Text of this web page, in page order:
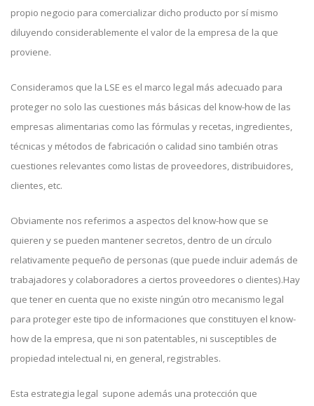
propio negocio para comercializar dicho producto por sí mismo
diluyendo considerablemente el valor de la empresa de la que
proviene.
Consideramos que la LSE es el marco legal más adecuado para
proteger no solo las cuestiones más básicas del know-how de las
empresas alimentarias como las fórmulas y recetas, ingredientes,
técnicas y métodos de fabricación o calidad sino también otras
cuestiones relevantes como listas de proveedores, distribuidores,
clientes, etc.
Obviamente nos referimos a aspectos del know-how que se
quieren y se pueden mantener secretos, dentro de un círculo
relativamente pequeño de personas (que puede incluir además de
trabajadores y colaboradores a ciertos proveedores o clientes).Hay
que tener en cuenta que no existe ningún otro mecanismo legal
para proteger este tipo de informaciones que constituyen el know-
how de la empresa, que ni son patentables, ni susceptibles de
propiedad intelectual ni, en general, registrables.
Esta estrategia legal supone además una protección que